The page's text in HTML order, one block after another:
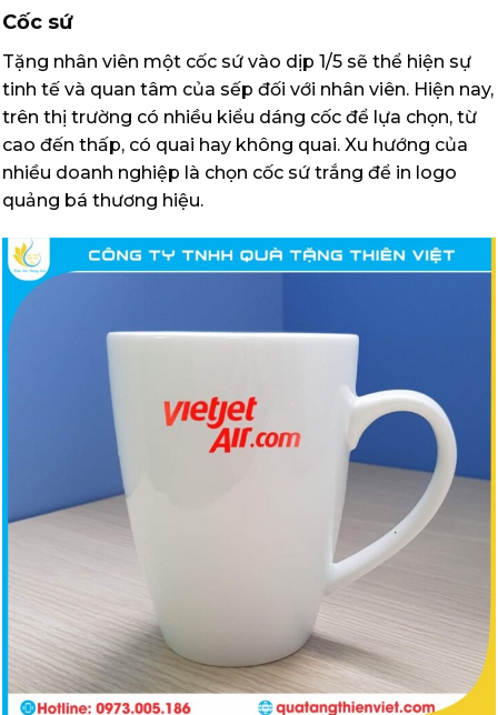
Cốc sứ
Tặng nhân viên một cốc sứ vào dịp 1/5 sẽ thể hiện sự
tinh tế và quan tâm của sếp đối với nhân viên. Hiện nay,
trên thị trường có nhiều kiểu dáng cốc để lựa chọn, từ
cao đến thấp, có quai hay không quai. Xu hướng của
nhiều doanh nghiệp là chọn cốc sứ trắng để in logo
quảng bá thương hiệu.